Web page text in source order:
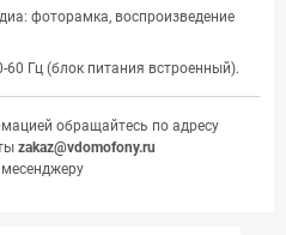
фоторамка, воспроизведение
60 Гц (блок питания встроенный).
обращайтесь по адресу
zakaz@vdomofony.ru